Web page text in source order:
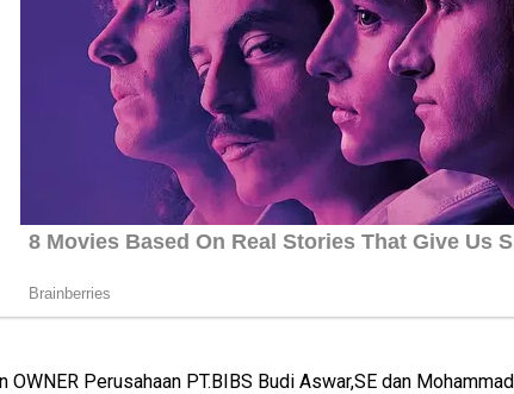
Perusahaan PT.BIBS Budi Aswar,SE dan